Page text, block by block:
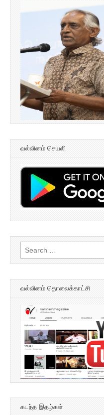
வல்லினம் செயலி
Search
for:
வல்லினம் தொலைக்காட்சி
கடந்த இதழ்கள்